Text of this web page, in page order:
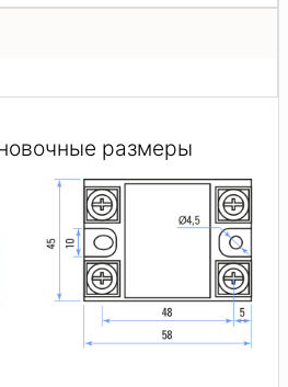
размеры